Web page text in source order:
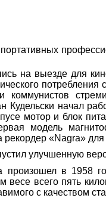
на выезде для
коммунистов
Кудельски начал
мотор и блок
модель
«Nagra»
улучшенную
произошел в 1958
весе всего пять
с качеством